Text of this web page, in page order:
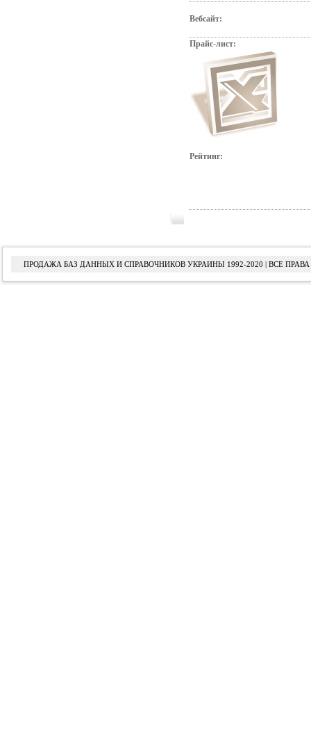
Вебсайт:
Прайс-лист:
Рейтинг:
ПРОДАЖА БАЗ ДАННЫХ И СПРАВОЧНИКОВ УКРАИНЫ 1992-2020 | ВСЕ